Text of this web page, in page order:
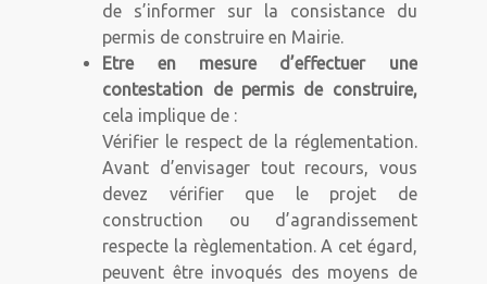
de s’informer sur la consistance du
permis de construire en Mairie.
Etre en mesure d’effectuer une
contestation de permis de construire,
cela implique de :
Vérifier le respect de la réglementation.
Avant d’envisager tout recours, vous
devez vérifier que le projet de
construction ou d’agrandissement
respecte la règlementation. A cet égard,
peuvent être invoqués des moyens de